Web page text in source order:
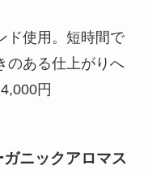
ド使用。短時間で
のある仕上がりへ
円
ニックアロマス